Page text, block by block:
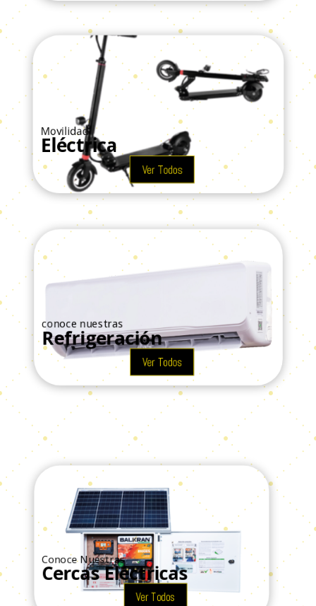
Movilidad
Eléctrica
Ver Todos
conoce nuestras
Refrigeración
Ver Todos
Conoce Nuestras
Cercas Eléctricas